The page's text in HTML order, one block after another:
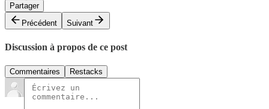
Partager
Précédent
Suivant
Discussion à propos de ce post
Commentaires Restacks